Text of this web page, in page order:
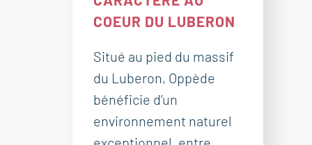
COEUR DU LUBERON
Situé au pied du massif
du Luberon, Oppède
bénéficie d’un
environnement naturel